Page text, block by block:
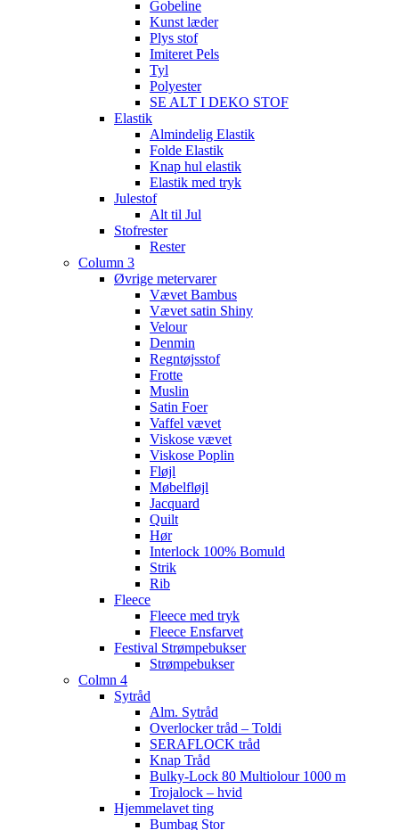
Gobeline
Kunst læder
Plys stof
Imiteret Pels
Tyl
Polyester
SE ALT I DEKO STOF
Elastik
Almindelig Elastik
Folde Elastik
Knap hul elastik
Elastik med tryk
Julestof
Alt til Jul
Stofrester
Rester
Column 3
Øvrige metervarer
Vævet Bambus
Vævet satin Shiny
Velour
Denmin
Regntøjsstof
Frotte
Muslin
Satin Foer
Vaffel vævet
Viskose vævet
Viskose Poplin
Fløjl
Møbelfløjl
Jacquard
Quilt
Hør
Interlock 100% Bomuld
Strik
Rib
Fleece
Fleece med tryk
Fleece Ensfarvet
Festival Strømpebukser
Strømpebukser
Colmn 4
Sytråd
Alm. Sytråd
Overlocker tråd – Toldi
SERAFLOCK tråd
Knap Tråd
Bulky-Lock 80 Multiolour 1000 m
Trojalock – hvid
Hjemmelavet ting
Bumbag Stor